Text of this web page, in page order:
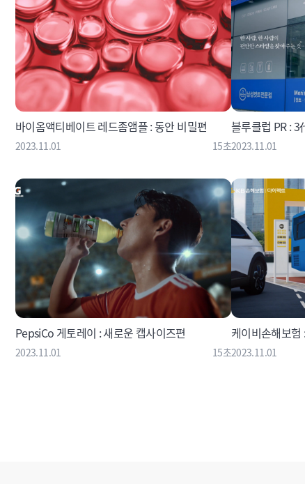
바이옴액티베이트 레드좀앰플 : 동안 비밀편
2023.11.01 15초
블루클럽 PR : 3
2023.11.01
PepsiCo 게토레이 : 새로운 캡사이즈편
2023.11.01 15초
케이비손해보험
2023.11.01